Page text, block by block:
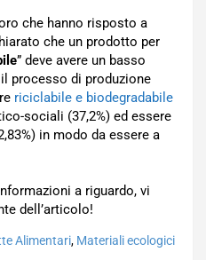
che hanno risposto a
che un prodotto per
” deve avere un basso
processo di produzione
riciclabile e biodegradabile
sociali (37,2%) ed essere
in modo da essere a
a riguardo, vi
dell’articolo!
Alimentari, Materiali ecologici